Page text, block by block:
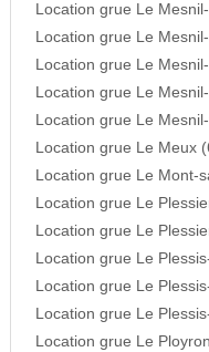
Location grue Le
Location grue Le
Location grue Le
Location grue Le
Location grue Le
Location grue Le Meux
Location grue Le Mont-
Location grue Le
Location grue Le
Location grue Le
Location grue Le
Location grue Le
Location grue Le